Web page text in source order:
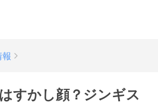
報
すかし顔？ジンギス